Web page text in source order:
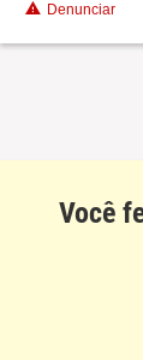
Denunciar
Você